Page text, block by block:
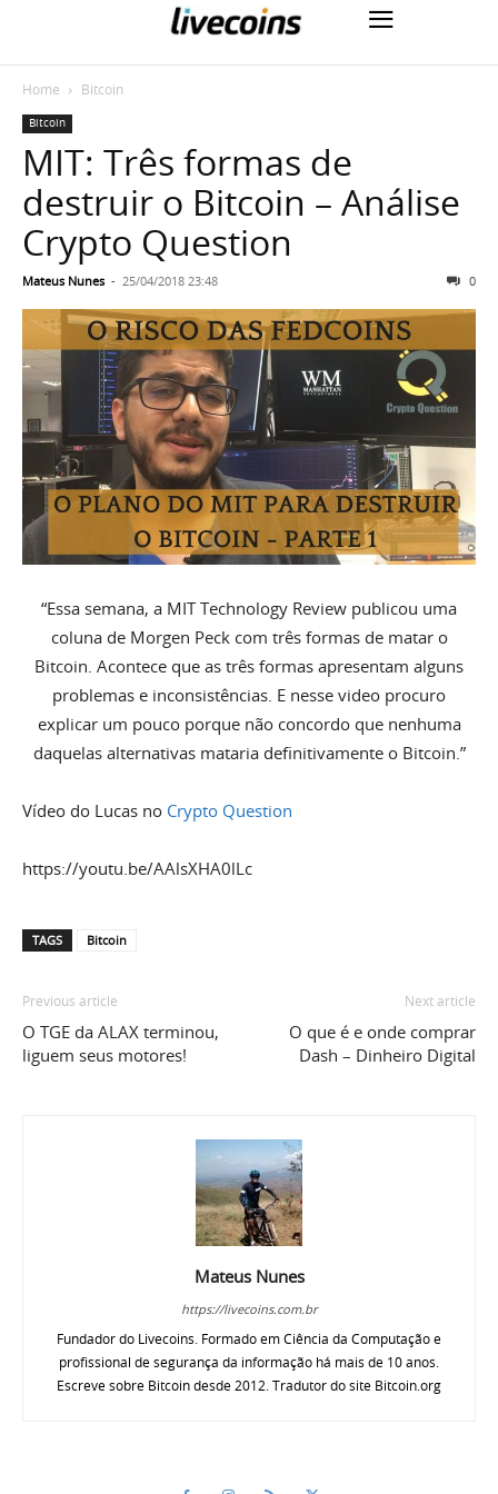
Home Bitcoin
Bitcoin
MIT: Três formas de
destruir o Bitcoin – Análise
Crypto Question
Mateus Nunes - 25/04/2018 23:48 0
“Essa semana, a MIT Technology Review publicou uma
coluna de Morgen Peck com três formas de matar o
Bitcoin. Acontece que as três formas apresentam alguns
problemas e inconsistências. E nesse video procuro
explicar um pouco porque não concordo que nenhuma
daquelas alternativas mataria definitivamente o Bitcoin.”
Vídeo do Lucas no Crypto Question
https://youtu.be/AAlsXHA0lLc
TAGS Bitcoin
Previous article
O TGE da ALAX terminou,
liguem seus motores!
Next article
O que é e onde comprar
Dash – Dinheiro Digital
Mateus Nunes
https://livecoins.com.br
Fundador do Livecoins. Formado em Ciência da Computação e
profissional de segurança da informação há mais de 10 anos.
Escreve sobre Bitcoin desde 2012. Tradutor do site Bitcoin.org